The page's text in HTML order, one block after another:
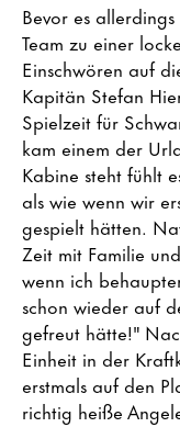
Bevor es
Team zu einer
Einschwören auf
Kapitän Stefan
Spielzeit für
kam einem der
Kabine steht fühlt
als wie wenn wir
gespielt hätten.
Zeit mit Familie
wenn ich
schon wieder auf
gefreut hätte!"
Einheit in der
erstmals auf den
richtig heiße